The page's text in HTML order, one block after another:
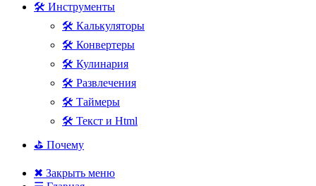
🛠 Инструменты
🛠 Калькуляторы
🛠 Конвертеры
🛠 Кулинария
🛠 Развлечения
🛠 Таймеры
🛠 Текст и Html
⛳ Почему
✖ Закрыть меню